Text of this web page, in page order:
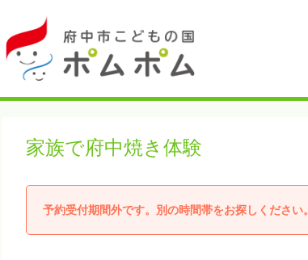
家族で府中焼き体験
予約受付期間外です。別の時間帯をお探しください。